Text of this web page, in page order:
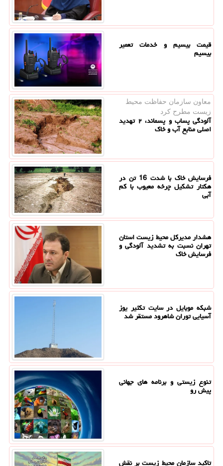
قیمت بیسیم و خدمات تعمیر
بیسیم
معاون سازمان حفاظت محیط
زیست مطرح كرد
آلودگی پساب و پسماند، ۲ تهدید
اصلی منابع آب و خاک
فرسایش خاک با شدت 16 تن در
هکتار تشکیل چرخه معیوب با کم
آبی
هشدار مدیرکل محیط زیست استان
تهران نسبت به تشدید آلودگی و
فرسایش خاک
شبکه موبایل در سایت تکثیر یوز
آسیایی توران شاهرود مستقر شد
تنوع زیستی و برنامه های جهانی
پیش رو
تاکید سازمان محیط زیست بر نقش